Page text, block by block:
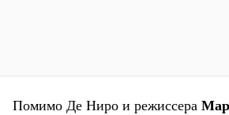
Помимо Де Ниро и режиссера